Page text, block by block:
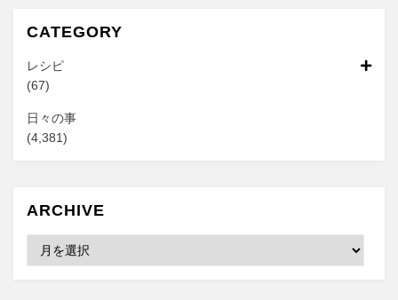
CATEGORY
レシピ
(67)
日々の事
(4,381)
ARCHIVE
Archive